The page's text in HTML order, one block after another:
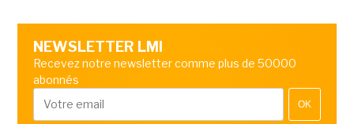
NEWSLETTER LMI
Recevez notre newsletter comme plus de 50000
abonnés
OK